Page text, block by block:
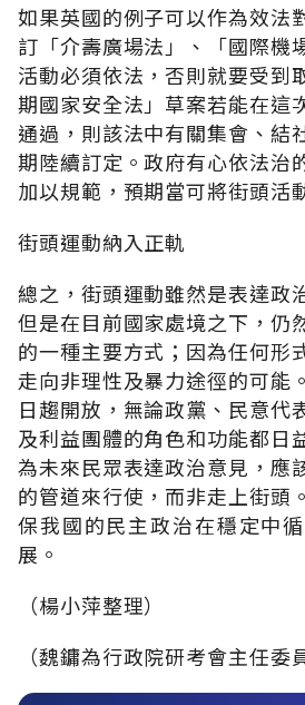
如果英國的例子可以作為效法
訂「介壽廣場法」、「國際機
活動必須依法，否則就要受到
期國家安全法」草案若能在這
通過，則該法中有關集會、結
期陸續訂定。政府有心依法治
加以規範，預期當可將街頭活
街頭運動納入正軌
總之，街頭運動雖然是表達政
但是在目前國家處境之下，仍
的一種主要方式；因為任何形
走向非理性及暴力途徑的可能
日趨開放，無論政黨、民意代
及利益團體的角色和功能都日
為未來民眾表達政治意見，應
的管道來行使，而非走上街頭
保我國的民主政治在穩定中
展。
（楊小萍整理）
（魏鏞為行政院研考會主任委